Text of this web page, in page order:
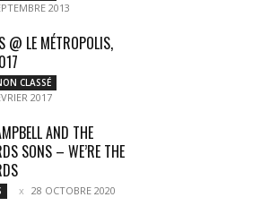
2013
@ LE MÉTROPOLIS,
CLASSÉ
2017
AND THE
SONS – WE’RE THE
28 OCTOBRE 2020